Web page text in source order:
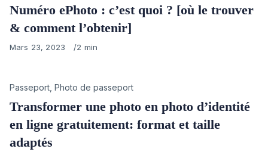
Numéro ePhoto : c’est quoi ? [où le trouver
& comment l’obtenir]
Published
Mars 23, 2023 2 min
Category
Passeport Photo de passeport
Transformer une photo en photo d’identité
en ligne gratuitement: format et taille
adaptés